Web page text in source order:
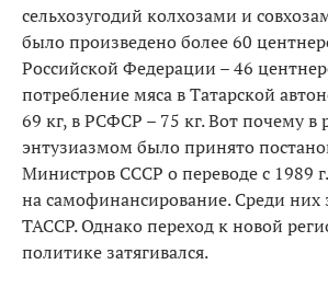
сельхозугодий колхозами и
было произведено более 60
Российской Федерации – 46
потребление мяса в Татарской
69 кг, в РСФСР – 75 кг. Вот почему в
энтузиазмом было принято
Министров СССР о переводе с 1989
на самофинансирование. Среди них
ТАССР. Однако переход к новой
политике затягивался.